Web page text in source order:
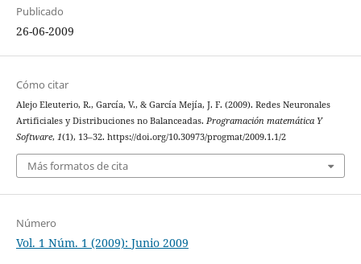
Publicado
26-06-2009
Cómo citar
Alejo Eleuterio, R., García, V., & García Mejía, J. F. (2009). Redes Neuronales
Artificiales y Distribuciones no Balanceadas. Programación matemática Y
Software, 1(1), 13–32. https://doi.org/10.30973/progmat/2009.1.1/2
Más formatos de cita
Número
Vol. 1 Núm. 1 (2009): Junio 2009